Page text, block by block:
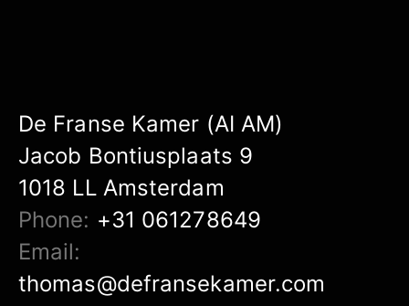
De Franse Kamer (AI AM)
Jacob Bontiusplaats 9
1018 LL Amsterdam
Phone: +31 061278649
Email:
thomas@defransekamer.com